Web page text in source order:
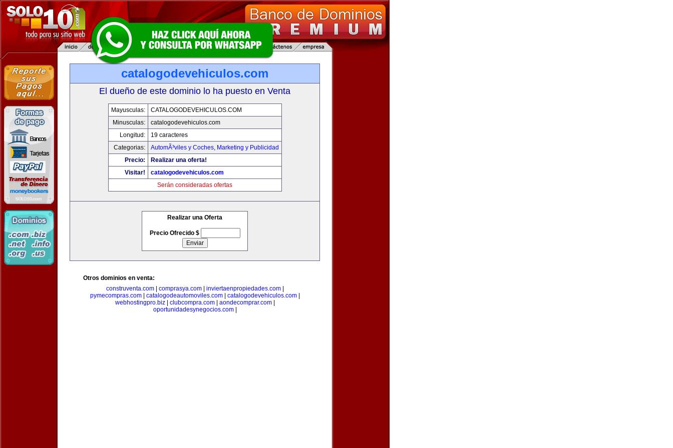
catalogodevehiculos.com
El dueño de este dominio lo ha puesto en Venta
Mayusculas:
CATALOGODEVEHICULOS.COM
Minusculas:
catalogodevehiculos.com
Longitud:
19 caracteres
Categorias:
AutomÃ³viles y Coches, Marketing y Publicidad
Precio:
Realizar una oferta!
Visitar!
catalogodevehiculos.com
Serán consideradas ofertas
Realizar una Oferta
Precio Ofrecido $
Otros dominios en venta:
construventa.com| comprasya.com| inviertaenpropiedades.com|
pymecompras.com| catalogodeautomoviles.com| catalogodevehiculos.com|
webhostingpro.biz| clubcompra.com| aondecomprar.com|
oportunidadesynegocios.com|